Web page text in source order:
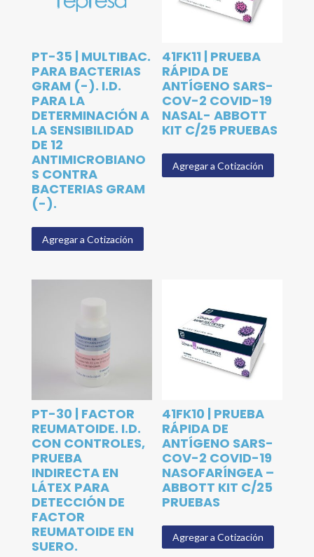
PT-35 | MULTIBAC.
PARA BACTERIAS
GRAM (-). I.D.
PARA LA
DETERMINACIÓN A
LA SENSIBILIDAD
DE 12
ANTIMICROBIANO
S CONTRA
BACTERIAS GRAM
(-).
Agregar a Cotización
41FK11 | PRUEBA
RÁPIDA DE
ANTÍGENO SARS-
COV-2 COVID-19
NASAL- ABBOTT
KIT C/25 PRUEBAS
Agregar a Cotización
PT-30 | FACTOR
REUMATOIDE. I.D.
CON CONTROLES,
PRUEBA
INDIRECTA EN
LÁTEX PARA
DETECCIÓN DE
FACTOR
REUMATOIDE EN
SUERO.
41FK10 | PRUEBA
RÁPIDA DE
ANTÍGENO SARS-
COV-2 COVID-19
NASOFARÍNGEA –
ABBOTT KIT C/25
PRUEBAS
Agregar a Cotización